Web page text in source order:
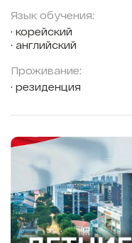
Язык обучения:
корейский
английский
Проживание:
резиденция